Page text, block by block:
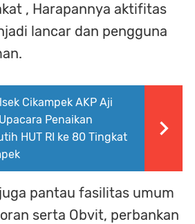
, Harapannya aktifitas
lancar dan pengguna
Cikampek AKP Aji
Penaikan
HUT RI ke 80 Tingkat
pantau fasilitas umum
serta Obvit, perbankan